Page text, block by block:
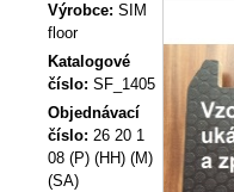
Výrobce: SIM
floor
Katalogové
číslo: SF_1405
Objednávací
číslo: 26 20 1
08 (P) (HH) (M)
(SA)